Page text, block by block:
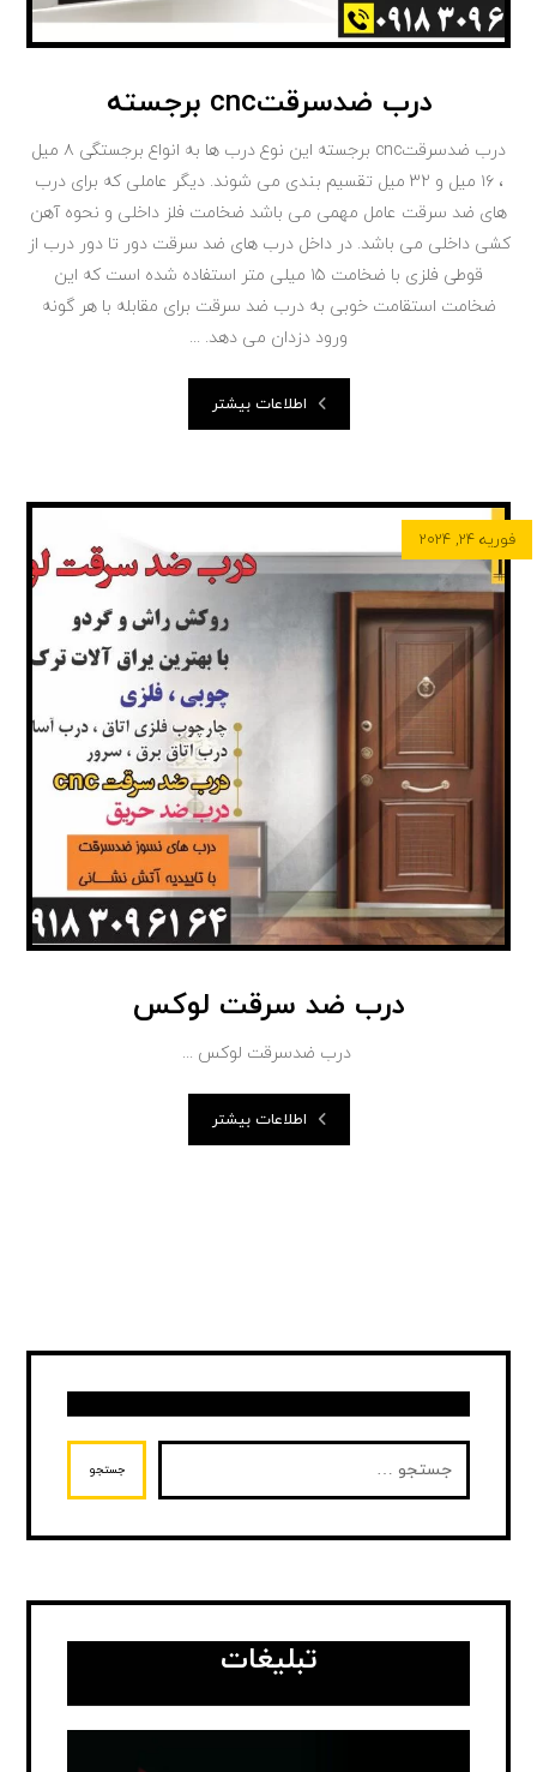
درب ضدسرقتcnc برجسته
درب ضدسرقتcnc برجسته این نوع درب ها به انواع برجستگی ۸ میل
، ۱۶ میل و ۳۲ میل تقسیم بندی می شوند. دیگر عاملی که برای درب
های ضد سرقت عامل مهمی می باشد ضخامت فلز داخلی و نحوه آهن
کشی داخلی می باشد. در داخل درب های ضد سرقت دور تا دور درب از
قوطی فلزی با ضخامت ۱۵ میلی متر استفاده شده است که این
ضخامت استقامت خوبی به درب ضد سرقت برای مقابله با هر گونه
ورود دزدان می دهد. ...
اطلاعات بیشتر
درب ضد سرقت لوکس
فوریه ۲۴, ۲۰۲۴
درب ضدسرقت لوکس ...
اطلاعات بیشتر
جستجو
تبلیغات